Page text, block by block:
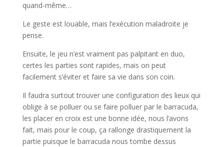
quand-même…
Le geste est louable, mais l’exécution maladroite je
pense.
Ensuite, le jeu n’est vraiment pas palpitant en duo,
certes les parties sont rapides, mais on peut
facilement s’éviter et faire sa vie dans son coin.
Il faudra surtout trouver une configuration des lieux qui
oblige à se polluer ou se faire polluer par le barracuda,
les placer en croix est une bonne idée, nous l’avons
fait, mais pour le coup, ça rallonge drastiquement la
partie puisque le barracuda nous tombe dessus